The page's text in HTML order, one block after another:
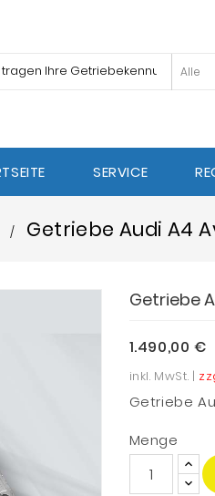
SERVICE
Getriebe Audi A4
Getriebe
1.490,00 €
inkl. MwSt. |
Getriebe
Menge